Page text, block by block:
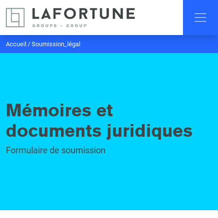
Accueil / Soumission_légal
Mémoires et
documents juridiques
Formulaire de soumission